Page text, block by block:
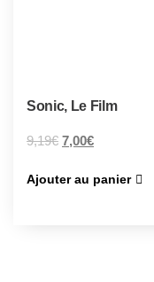
Sonic, Le Film
9,19€ 7,00€
Ajouter au panier